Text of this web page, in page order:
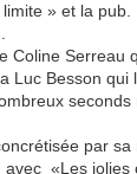
» et la pub.
Coline Serreau
Luc Besson qui
seconds
par
avec «Les jolies